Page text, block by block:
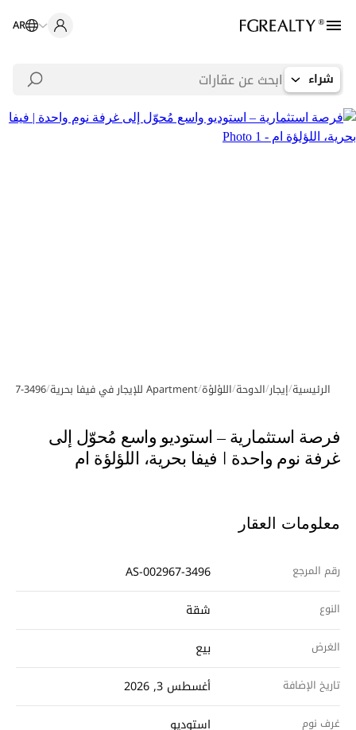
AR
شراء
معرض الصور
الرئيسية/إيجار/الدوحة/اللؤلؤة/Apartment للإيجار في فيفا بحرية /
3496
فرصة استثمارية – استوديو واسع مُحوّل إلى
غرفة نوم واحدة | فيفا بحرية، اللؤلؤة ام
معلومات العقار
رقم المرجع AS-002967-3496
النوع شقة
الغرض بيع
تاريخ الإضافة أغسطس 3, 2026
غرف نوم استوديو